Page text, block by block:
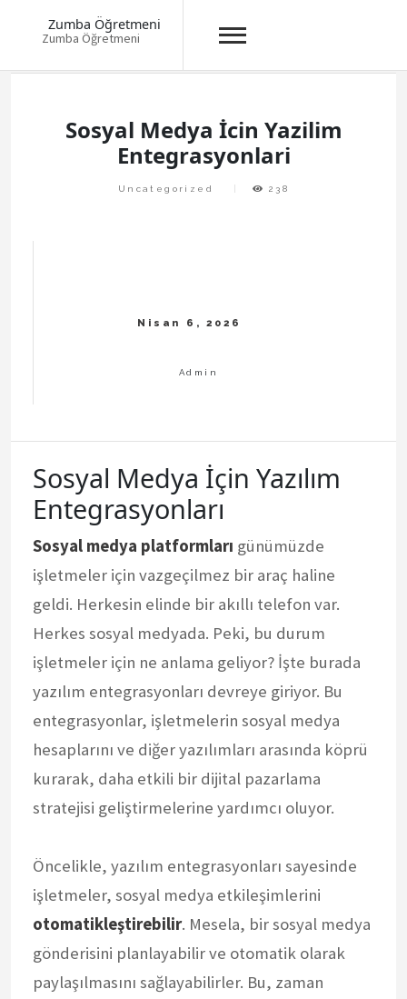
Zumba Öğretmeni
Zumba Öğretmeni
Sosyal Medya İcin Yazilim
Entegrasyonlari
Uncategorized 238
Sosyal Medya İçin Yazılım
Entegrasyonları
Sosyal medya platformları günümüzde
işletmeler için vazgeçilmez bir araç haline
geldi. Herkesin elinde bir akıllı telefon var.
Herkes sosyal medyada. Peki, bu durum
işletmeler için ne anlama geliyor? İşte burada
yazılım entegrasyonları devreye giriyor. Bu
entegrasyonlar, işletmelerin sosyal medya
hesaplarını ve diğer yazılımları arasında köprü
kurarak, daha etkili bir dijital pazarlama
stratejisi geliştirmelerine yardımcı oluyor.
Öncelikle, yazılım entegrasyonları sayesinde
işletmeler, sosyal medya etkileşimlerini
otomatikleştirebilir. Mesela, bir sosyal medya
gönderisini planlayabilir ve otomatik olarak
paylaşılmasını sağlayabilirler. Bu, zaman